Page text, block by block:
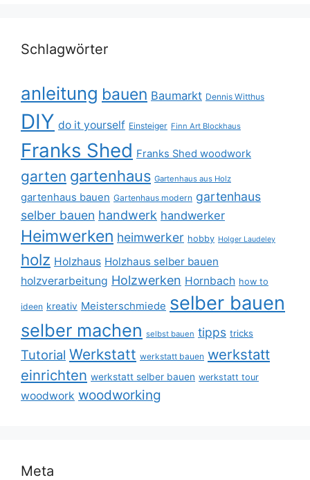
Schlagwörter
anleitung bauen Baumarkt Dennis Witthus
DIY do it yourself Einsteiger Finn Art Blockhaus
Franks Shed Franks Shed woodwork
garten gartenhaus Gartenhaus aus Holz
gartenhaus bauen Gartenhaus modern gartenhaus
selber bauen handwerk handwerker
Heimwerken heimwerker hobby Holger Laudeley
holz Holzhaus Holzhaus selber bauen
holzverarbeitung Holzwerken Hornbach how to
ideen kreativ Meisterschmiede selber bauen
selber machen selbst bauen tipps tricks
Tutorial Werkstatt werkstatt bauen werkstatt
einrichten werkstatt selber bauen werkstatt tour
woodwork woodworking
Meta